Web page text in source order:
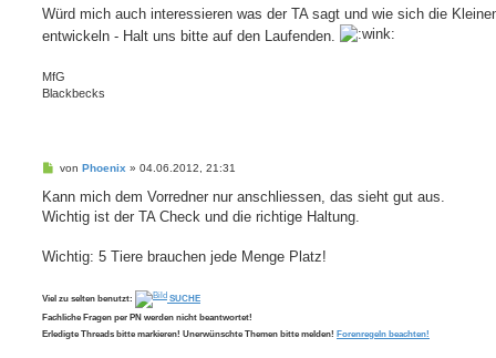
Würd mich auch interessieren was der TA sagt und wie sich die
entwickeln - Halt uns bitte auf den Laufenden.
MfG
Blackbecks
B
i
r
von Phoenix » 04.06.2012, 21:31
Kann mich dem Vorredner nur anschliessen, das sieht gut aus.
Wichtig ist der TA Check und die richtige Haltung.
Wichtig: 5 Tiere brauchen jede Menge Platz!
Viel zu selten benutzt:
SUCHE
Fachliche Fragen per PN werden nicht beantwortet!
Erledigte Threads bitte markieren! Unerwünschte Themen bitte melden! Forenregeln beachten!